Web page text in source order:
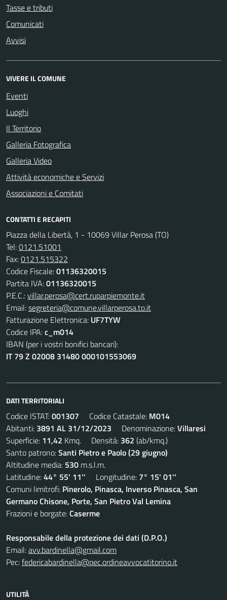
Tasse e tributi
Comunicati
Avvisi
VIVERE IL COMUNE
Eventi
Luoghi
Il Territorio
Galleria Fotografica
Galleria Video
Attività economiche e Servizi
Associazioni e Comitati
CONTATTI E RECAPITI
Piazza della Libertà, 1 - 10069 Villar Perosa (TO)
Tel:0121.51001
Fax:0121.515322
Codice Fiscale:01136320015
Partita IVA:01136320015
P.E.C.:villar.perosa@cert.ruparpiemonte.it
Email:segreteria@comune.villarperosa.to.it
Fatturazione Elettronica: UF7TYW
Codice IPA:c_m014
IBAN (per i vostri bonifici bancari):
IT 79 Z 02008 31480 000101553069
DATI TERRITORIALI
Codice ISTAT:001307 Codice Catastale: M014
Abitanti: 3891 AL 31/12/2023 Denominazione:Villaresi
Superficie: 11,42 Kmq. Densità: 362 (ab/kmq.)
Santo patrono:Santi Pietro e Paolo (29 giugno)
Altitudine media: 530 m.s.l.m.
Latitudine:44° 55' 11'' Longitudine: 7° 15' 01''
Comuni limitrofi: Pinerolo, Pinasca, Inverso Pinasca, San
Germano Chisone, Porte, San Pietro Val Lemina
Frazioni e borgate:Caserme
Responsabile della protezione dei dati (D.P.O.)
Email:avv.bardinella@gmail.com
Pec:federicabardinella@pec.ordineavvocatitorino.it
UTILITÀ